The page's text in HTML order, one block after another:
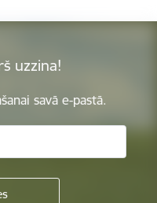
uzzina!
savā e-pastā.